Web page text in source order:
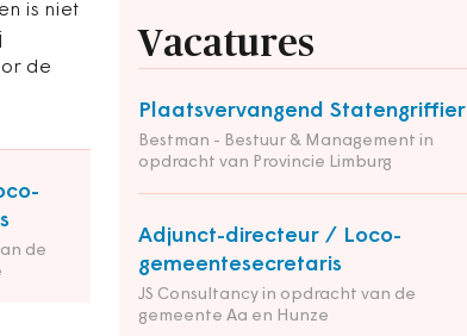
is niet
de
de
Vacatures
Plaatsvervangend Statengriffier
Bestman - Bestuur & Management in
opdracht van Provincie Limburg
Adjunct-directeur / Loco-
gemeentesecretaris
JS Consultancy in opdracht van de
gemeente Aa en Hunze